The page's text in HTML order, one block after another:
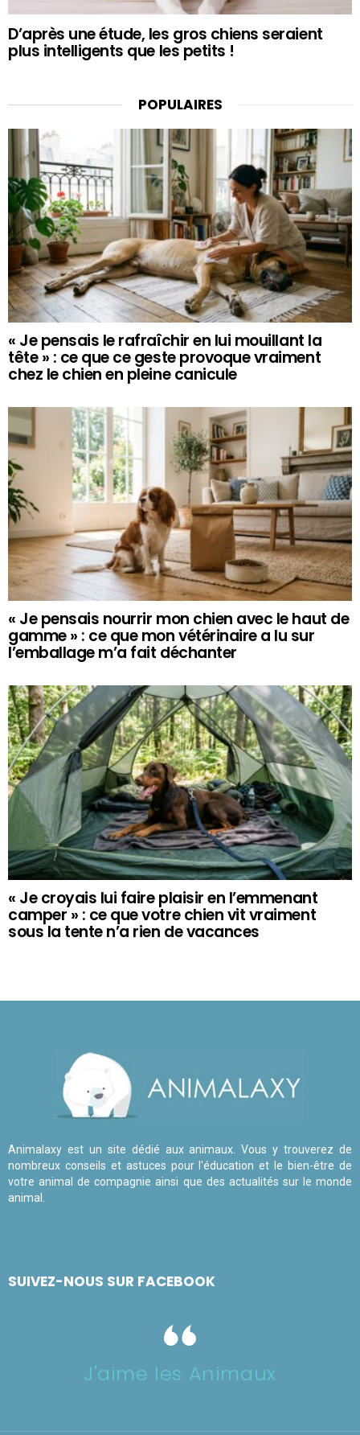
D’après une étude, les gros chiens seraient
plus intelligents que les petits !
POPULAIRES
« Je pensais le rafraîchir en lui mouillant la
tête » : ce que ce geste provoque vraiment
chez le chien en pleine canicule
« Je pensais nourrir mon chien avec le haut de
gamme » : ce que mon vétérinaire a lu sur
l’emballage m’a fait déchanter
« Je croyais lui faire plaisir en l’emmenant
camper » : ce que votre chien vit vraiment
sous la tente n’a rien de vacances
Animalaxy est un site dédié aux animaux. Vous y trouverez de
nombreux conseils et astuces pour l'éducation et le bien-être de
votre animal de compagnie ainsi que des actualités sur le monde
animal.
SUIVEZ-NOUS SUR FACEBOOK
J'aime les Animaux